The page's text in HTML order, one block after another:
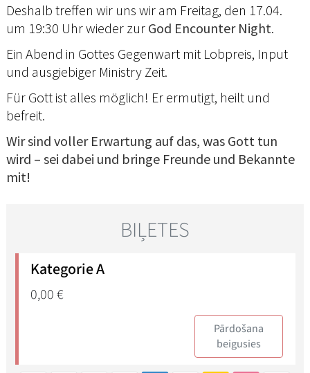
Deshalb treffen wir uns wir am Freitag, den 17.04.
um 19:30 Uhr wieder zur God Encounter Night.
Ein Abend in Gottes Gegenwart mit Lobpreis, Input
und ausgiebiger Ministry Zeit.
Für Gott ist alles möglich! Er ermutigt, heilt und
befreit.
Wir sind voller Erwartung auf das, was Gott tun
wird – sei dabei und bringe Freunde und Bekannte
mit!